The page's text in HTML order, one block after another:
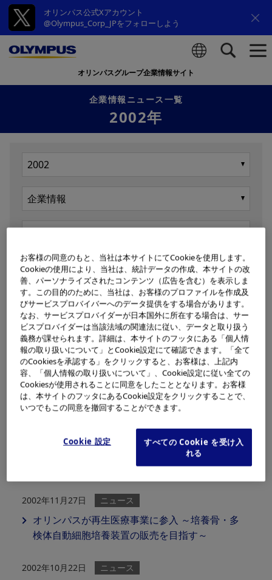
オリンパス公式Xアカウント
@Olympus_Corp_JPをフォローしよう
オリンパスグループ企業情報サイト
企業情報ニュース一覧
2002年
表示
2002年12月02日 ニュース
デジタルスチルカメラで撮影した画像をダイレ
クトプリントするための規格 “ DPS（仮称）”を
策定
中国におけるコンシューマー製品のサービスサ
ポート体制を拡充 上海に加え北京にも自社サー
2002年11月27日 ニュース
オリンパスが再生医療事業に参入 ～培養骨・多
検体自動細胞培養装置の販売を目指す～
2002年10月22日 ニュース
お客様の同意のもと、当社は本サイトにてCookieを使用します。
Cookieの使用により、当社は、統計データの作成、本サイトの改
善、パーソナライズされたコンテンツ（広告を含む）を表示しま
す。この目的のために、当社は、お客様のプロファイルを作成及
びサービスプロバイバーへのデータ提供をする場合があります。
なお、サービスプロバイダーが日本国外に所在する場合は、サー
ビスプロバイダーは当該法域の関連法に従い、データと取り扱う
義務が課せられます。詳細は、本サイトのフッタにある「個人情
報の取り扱いについて」とCookie設定にて確認できます。「全て
のCookiesを承認する」をクリックすると、お客様は、上記内
容、「個人情報の取り扱いについて」、Cookie設定に従い全ての
Cookiesが使用されることに同意をしたこととなります。お客様
は、本サイトのフッタにあるCookie設定をクリックすることで、
いつでもこの同意を撤回することができます。
Cookie 設定
すべての Cookie を受け入
れる